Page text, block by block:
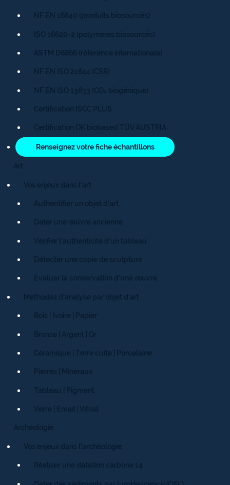
NF EN 16640 (produits biosourcés)
ISO 16620-2 (polymères biosourcés)
ASTM D6866 (référence internationale)
NF EN ISO 21644 (CSR)
NF EN ISO 13833 (CO₂ biogénique)
Certification ISCC PLUS
Certification OK biobased TÜV AUSTRIA
Renseignez votre fiche échantillons
Art
Vos enjeux dans l’art
Authentifier un objet d’art
Dater une œuvre ancienne
Vérifier l’authenticité d’un tableau
Détecter une copie de sculpture
Évaluer la conservation d’une œuvre
Méthodes d’analyse par objet d’art
Bois | Ivoire | Papier
Bronze | Argent | Or
Céramique | Terre cuite | Porcelaine
Pierres | Minéraux
Tableau | Pigment
Verre | Email | Vitrail
Archéologie
Vos enjeux dans l’archéologie
Réaliser une datation carbone 14